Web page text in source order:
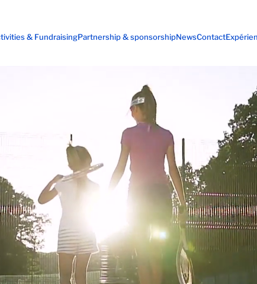
& FundraisingPartnership & sponsorshipNewsContact